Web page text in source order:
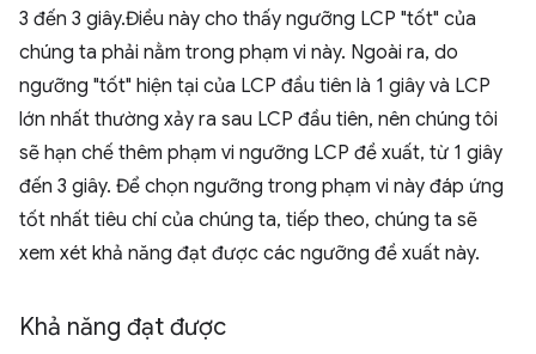
3 đến 3 giây.Điều này cho thấy ngưỡng LCP "tốt" của
chúng ta phải nằm trong phạm vi này. Ngoài ra, do
ngưỡng "tốt" hiện tại của LCP đầu tiên là 1 giây và LCP
lớn nhất thường xảy ra sau LCP đầu tiên, nên chúng tôi
sẽ hạn chế thêm phạm vi ngưỡng LCP đề xuất, từ 1 giây
đến 3 giây. Để chọn ngưỡng trong phạm vi này đáp ứng
tốt nhất tiêu chí của chúng ta, tiếp theo, chúng ta sẽ
xem xét khả năng đạt được các ngưỡng đề xuất này.
Khả năng đạt được